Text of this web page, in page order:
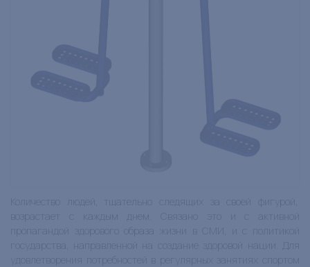
Количество людей, тщательно следящих за своей фигурой,
возрастает с каждым днем. Связано это и с активной
пропагандой здорового образа жизни в СМИ, и с политикой
государства, направленной на создание здоровой нации. Для
удовлетворения потребностей в регулярных занятиях спортом